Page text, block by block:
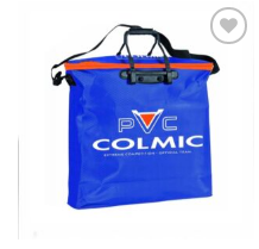
Add to
wishlist